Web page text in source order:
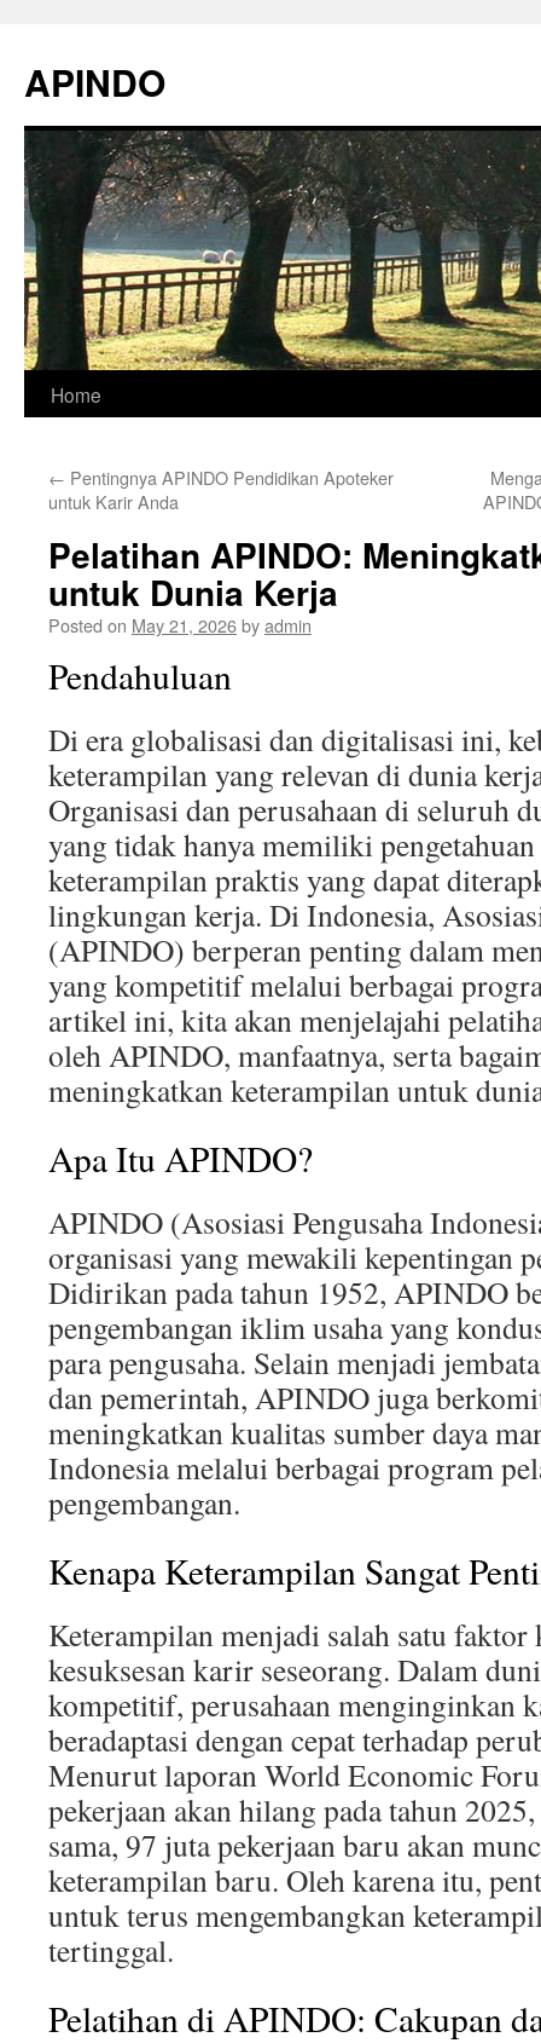
content
APINDO
Home
← Pentingnya APINDO Pendidikan Apoteker
untuk Karir Anda
Pelatihan APINDO:
untuk Dunia Kerja
Posted on May 21, 2026byadmin
Pendahuluan
Di era globalisasi dan digitalisasi ini,
keterampilan yang relevan di dunia
Organisasi dan perusahaan di seluruh
yang tidak hanya memiliki
keterampilan praktis yang dapat
lingkungan kerja. Di Indonesia,
(APINDO) berperan penting dalam
yang kompetitif melalui berbagai
artikel ini, kita akan menjelajahi
oleh APINDO, manfaatnya, serta
meningkatkan keterampilan untuk
Apa Itu APINDO?
APINDO (Asosiasi Pengusaha
organisasi yang mewakili kepentingan
Didirikan pada tahun 1952, APINDO
pengembangan iklim usaha yang
para pengusaha. Selain menjadi
dan pemerintah, APINDO juga
meningkatkan kualitas sumber daya
Indonesia melalui berbagai program
pengembangan.
Kenapa Keterampilan Sangat
Keterampilan menjadi salah satu faktor
kesuksesan karir seseorang. Dalam
kompetitif, perusahaan menginginkan
beradaptasi dengan cepat terhadap
Menurut laporan World Economic
pekerjaan akan hilang pada tahun
sama, 97 juta pekerjaan baru akan
keterampilan baru. Oleh karena itu,
untuk terus mengembangkan
tertinggal.
Pelatihan di APINDO: Cakupan